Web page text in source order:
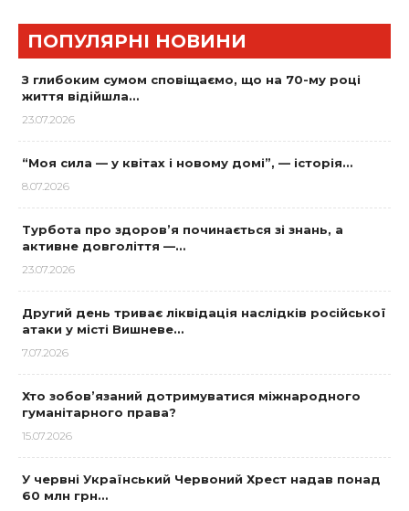
ПОПУЛЯРНІ НОВИНИ
З глибоким сумом сповіщаємо, що на 70-му році
життя відійшла…
23.07.2026
“Моя сила — у квітах і новому домі”, — історія…
8.07.2026
Турбота про здоров’я починається зі знань, а
активне довголіття —…
23.07.2026
Другий день триває ліквідація наслідків російської
атаки у місті Вишневе…
7.07.2026
Хто зобов’язаний дотримуватися міжнародного
гуманітарного права?
15.07.2026
У червні Український Червоний Хрест надав понад
60 млн грн…